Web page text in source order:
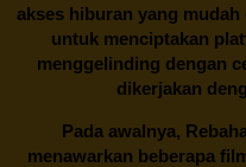
akses hiburan yang
untuk menciptakan
menggelinding dengan
dikerjakan
Pada awalnya,
menawarkan beberapa